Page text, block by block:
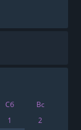
Сб
Вс
1
2